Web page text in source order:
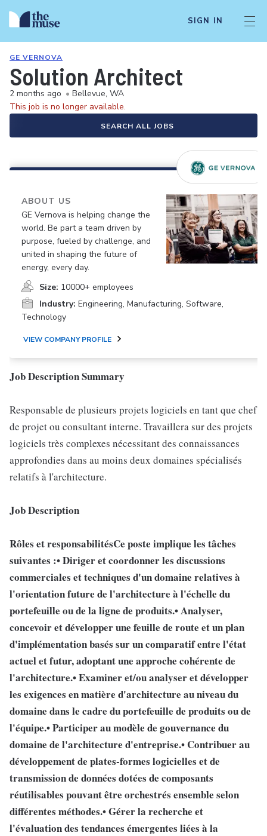
SIGN IN
GE VERNOVA
Solution Architect
2 months ago • Bellevue, WA
This job is no longer available.
SEARCH ALL JOBS
ABOUT US
GE Vernova is helping change the
world. Be part a team driven by
purpose, fueled by challenge, and
united in shaping the future of
energy, every day.
Size: 10000+ employees
Industry: Engineering, Manufacturing, Software,
Technology
VIEW COMPANY PROFILE
Job Description Summary
Responsable de plusieurs projets logiciels en tant que chef
de projet ou consultant interne. Travaillera sur des projets
logiciels très complexes nécessitant des connaissances
approfondies dans au moins deux domaines spécialisés
relatifs à l'architecture.
Job Description
Rôles et responsabilitésCe poste implique les tâches
suivantes :• Diriger et coordonner les discussions
commerciales et techniques d'un domaine relatives à
l'orientation future de l'architecture à l'échelle du
portefeuille ou de la ligne de produits.• Analyser,
concevoir et développer une feuille de route et un plan
d'implémentation basés sur un comparatif entre l'état
actuel et futur, adoptant une approche cohérente de
l'architecture.• Examiner et/ou analyser et développer
les exigences en matière d'architecture au niveau du
domaine dans le cadre du portefeuille de produits ou de
l'équipe.• Participer au modèle de gouvernance du
domaine de l'architecture d'entreprise.• Contribuer au
développement de plates-formes logicielles et de
transmission de données dotées de composants
réutilisables pouvant être orchestrés ensemble selon
différentes méthodes.• Gérer la recherche et
l'évaluation des tendances émergentes liées à la